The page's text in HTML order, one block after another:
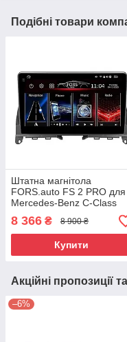
Подібні товари
Штатна магнітола
FORS.auto FS 2 PRO для
Mercedes-Benz C-Class
W204 (2+32Gb, 9") 2007-
2014
8 366 ₴ 8 900 ₴
Купити
Акційні пропозиції
–6%